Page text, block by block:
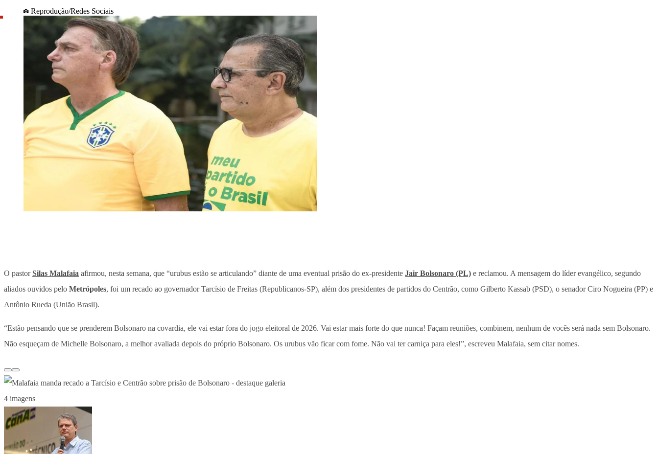
Reprodução/Redes Sociais
O pastorSilas Malafaia afirmou, nesta semana, que “urubus estão se articulando” diante de uma eventual prisão do ex-presidente Jair Bolsonaro (PL) e reclamou. A mensagem do líder evangélico, segundo
aliados ouvidos pelo Metrópoles, foi um recado ao governador Tarcísio de Freitas (Republicanos-SP), além dos presidentes de partidos do Centrão, como Gilberto Kassab (PSD), o senador Ciro Nogueira (PP) e
Antônio Rueda (União Brasil).
“Estão pensando que se prenderem Bolsonaro na covardia, ele vai estar fora do jogo eleitoral de 2026. Vai estar mais forte do que nunca! Façam reuniões, combinem, nenhum de vocês será nada sem Bolsonaro.
Não esqueçam de Michelle Bolsonaro, a melhor avaliada depois do próprio Bolsonaro. Os urubus vão ficar com fome. Não vai ter carniça para eles!”, escreveu Malafaia, sem citar nomes.
4 imagens